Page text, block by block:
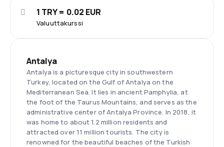
Valuuttakurssi
1 TRY = 0.02 EUR
Antalya
Antalya is a picturesque city in southwestern
Turkey, located on the Gulf of Antalya on the
Mediterranean Sea. It lies in ancient Pamphylia, at
the foot of the Taurus Mountains, and serves as the
administrative center of Antalya Province. In 2018, it
was home to about 1.2 million residents and
attracted over 11 million tourists. The city is
renowned for the beautiful beaches of the Turkish